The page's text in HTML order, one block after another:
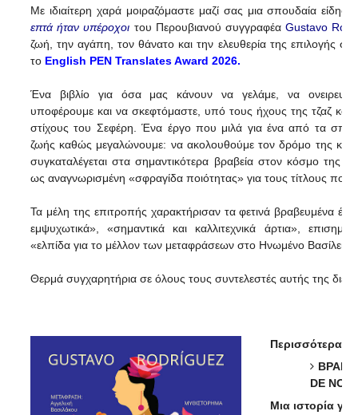
Με ιδιαίτερη χαρά μοιραζόμαστε μαζί σας μια σπουδαία
επτά ήταν υπέροχοι του Περουβιανού συγγραφέαGustavo
ζωή, την αγάπη, τον θάνατο και την ελευθερία της επιλογής στα
το English PEN Translates Award 2026.
Ένα βιβλίο για όσα μας κάνουν να γελάμε, να
υποφέρουμε και να σκεφτόμαστε, υπό τους ήχους της τζαζ και
στίχους του Σεφέρη. Ένα έργο που μιλά για ένα από τα
ζωής καθώς μεγαλώνουμε: να ακολουθούμε τον δρόμο της
συγκαταλέγεται στα σημαντικότερα βραβεία στον κόσμο της
ως αναγνωρισμένη «σφραγίδα ποιότητας» για τους τίτλους που
Τα μέλη της επιτροπής χαρακτήρισαν τα φετινά βραβευμένα
εμψυχωτικά», «σημαντικά και καλλιτεχνικά άρτια»,
«ελπίδα για το μέλλον των μεταφράσεων στο Ηνωμένο
Θερμά συγχαρητήρια σε όλους τους συντελεστές αυτής της
Περισσότερα
DE
Μια ιστορία